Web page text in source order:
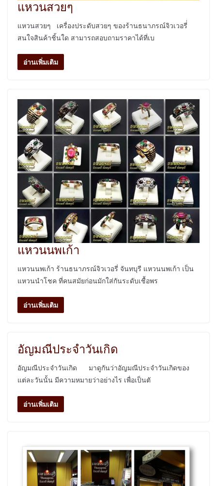
แหวนสวยๆ
แหวนสวยๆ เครื่องประดับสวยๆ ของร้านธนาภรณ์จิวเวอรี่่
สนใจสินค้าชิ้นใด สามารถสอบถามราคาได้ที่เบ
อ่านเพิ่มเติม
แหวนนพเก้า
แหวนนพเก้า ร้านธนาภรณ์จิวเวอรี่ จันทบุรี แหวนนพเก้า เป็น
แหวนนำโชค ที่คนสมัยก่อนมักใส่กันระดับเชื้อพร
อ่านเพิ่มเติม
อัญมณีประจำวันเกิด
อัญมณีประจำวันเกิด มาดูกันว่าอัญมณีประจำวันเกิดของ
แต่ละวันนั้น มีความหมายว่าอย่างไร เพื่อเป็นตั
อ่านเพิ่มเติม